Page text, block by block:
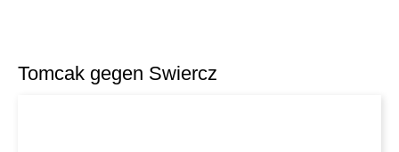
Tomcak gegen Swiercz